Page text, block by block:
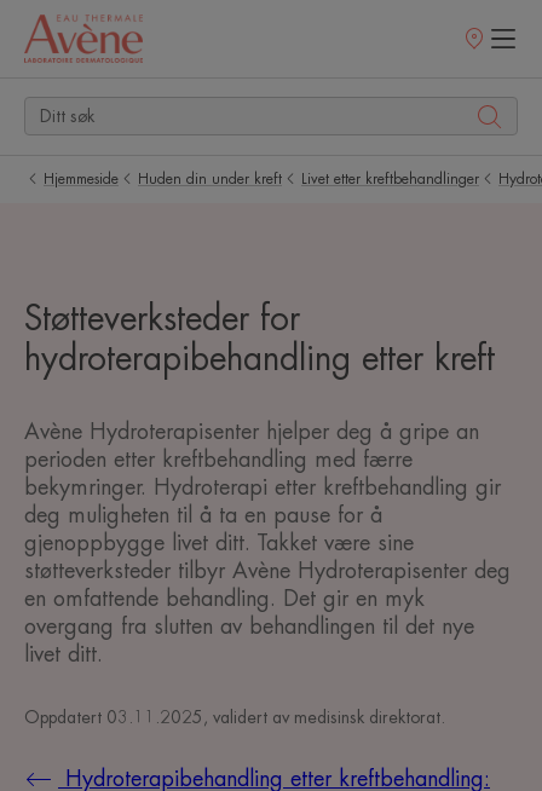
Utsalgssteder
Hjemmeside Huden din under kreft Livet etter kreftbehandlinger
Støtteverksteder for
hydroterapibehandling etter kreft
Avène Hydroterapisenter hjelper deg å gripe an
perioden etter kreftbehandling med færre
bekymringer. Hydroterapi etter kreftbehandling gir
deg muligheten til å ta en pause for å
gjenoppbygge livet ditt. Takket være sine
støtteverksteder tilbyr Avène Hydroterapisenter deg
en omfattende behandling. Det gir en myk
overgang fra slutten av behandlingen til det nye
livet ditt.
Oppdatert 03.11.2025 , validert av medisinsk direktorat
Hydroterapibehandling etter kreftbehandling: